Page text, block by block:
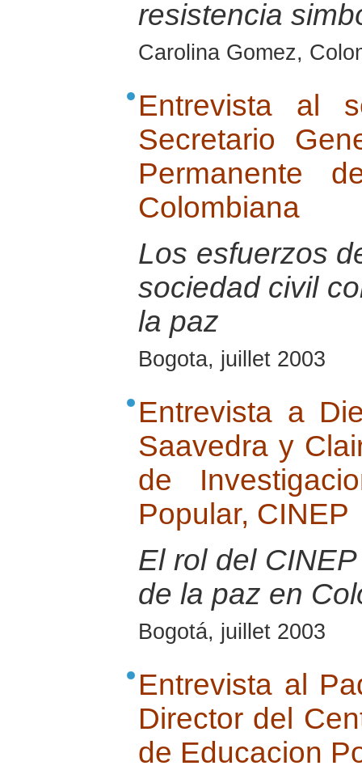
resistencia
Carolina Gomez,
Entrevista al
Secretario
Permanente
Colombiana
Los esfuerzos
sociedad civil
la paz
Bogota, juillet 2003
Entrevista a
Saavedra y
de
Popular, CINEP
El rol del
de la paz en
Bogotá, juillet 2003
Entrevista al
Director del
de Educacion